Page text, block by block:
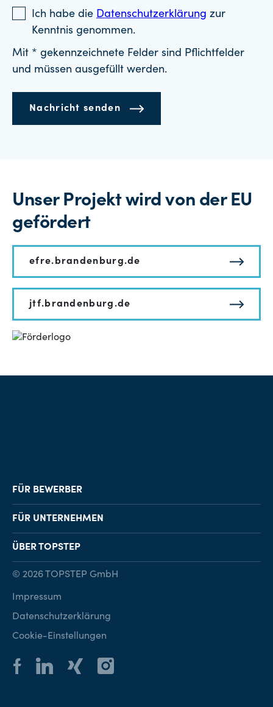
Ich habe die Datenschutzerklärung zur
Kenntnis genommen.
Mit * gekennzeichnete Felder sind Pflichtfelder
und müssen ausgefüllt werden.
Nachricht senden
Unser Projekt wird von der EU
gefördert
efre.brandenburg.de
jtf.brandenburg.de
FÜR BEWERBER
Job-Finder
Karriereberatung
FÜR UNTERNEHMEN
Personalvermittlung
Personalsuche
ÜBER TOPSTEP
Kontakt
© 2026 TOPSTEP GmbH
Impressum
Datenschutzerklärung
Cookie-Einstellungen